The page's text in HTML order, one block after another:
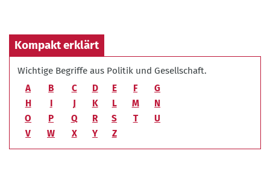
Kompakt erklärt
Wichtige Begriffe aus Politik und Gesellschaft.
A
B C D E F
G
H
I J K L M
N
O
P Q R S T
U
V
W X Y Z